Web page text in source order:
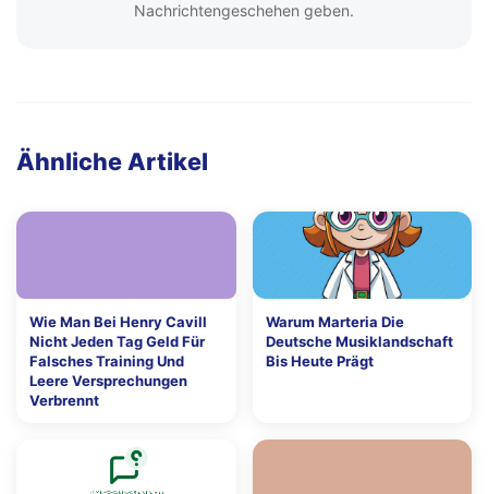
Nachrichtengeschehen geben.
Ähnliche Artikel
Wie Man Bei Henry Cavill
Nicht Jeden Tag Geld Für
Falsches Training Und
Leere Versprechungen
Verbrennt
Warum Marteria Die
Deutsche Musiklandschaft
Bis Heute Prägt